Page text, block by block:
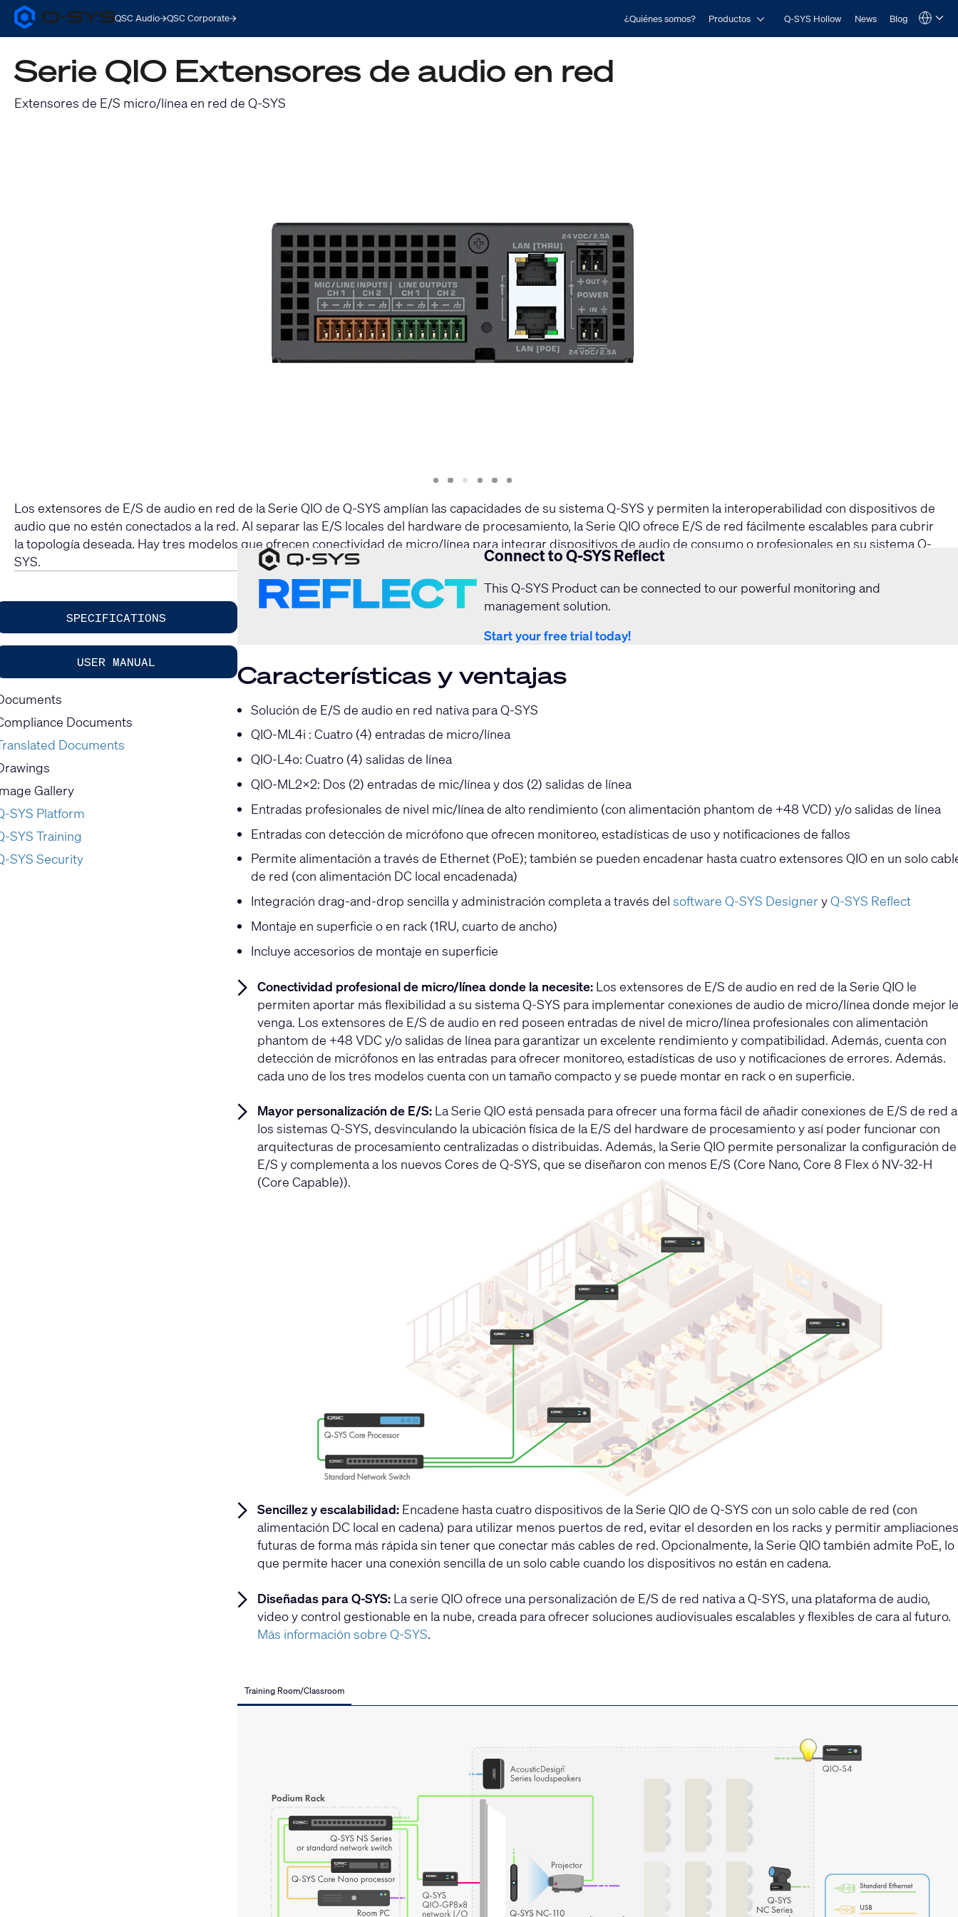
Q-
SYS
Products
Homepage
QSC Audio QSC Corporate ¿Quiénes somos? Productos Open ProductosQ-SYS Hollow News Blog
Serie QIO Extensores de audio en red
Extensores de E/S micro/línea en red de Q-SYS
Slide
1 Slide
2 Slide
3 Slide
4 Slide
5 Slide
6
Los extensores de E/S de audio en red de la Serie QIO de Q-SYS amplían las capacidades de su sistema Q-SYS y permiten la interoperabilidad con dispositivos de
audio que no estén conectados a la red. Al separar las E/S locales del hardware de procesamiento, la Serie QIO ofrece E/S de red fácilmente escalables para cubrir
la topología deseada. Hay tres modelos que ofrecen conectividad de micro/línea para integrar dispositivos de audio de consumo o profesionales en su sistema Q-
SYS.​​​
SPECIFICATIONS
USER MANUAL
Documents
Documents
Gallery
SYS Platform
SYS Training
SYS Security
Connect to Q-SYS Reflect
This Q-SYS Product can be connected to our powerful monitoring and
management solution.
Start your free trial today!
Características y ventajas
Solución de E/S de audio en red nativa para Q-SYS
QIO-ML4i : Cuatro (4) entradas de micro/línea
QIO-L4o: Cuatro (4) salidas de línea
QIO-ML2x2: Dos (2) entradas de mic/línea y dos (2) salidas de línea
Entradas profesionales de nivel mic/línea de alto rendimiento (con alimentación phantom de +48 VCD) y/o salidas de línea
Entradas con detección de micrófono que ofrecen monitoreo, estadísticas de uso y notificaciones de fallos
Permite alimentación a través de Ethernet (PoE); también se pueden encadenar hasta cuatro extensores QIO en un solo
de red (con alimentación DC local encadenada)
Integración drag-and-drop sencilla y administración completa a través del software Q-SYS Designer yQ-SYS Reflect
Montaje en superficie o en rack (1RU, cuarto de ancho)
Incluye accesorios de montaje en superficie
Conectividad profesional de micro/línea donde la necesite: Los extensores de E/S de audio en red de la Serie QIO le
permiten aportar más flexibilidad a su sistema Q-SYS para implementar conexiones de audio de micro/línea donde mejor le
venga. Los extensores de E/S de audio en red poseen entradas de nivel de micro/línea profesionales con alimentación
phantom de +48 VDC y/o salidas de línea para garantizar un excelente rendimiento y compatibilidad. Además, cuenta con
detección de micrófonos en las entradas para ofrecer monitoreo, estadísticas de uso y notificaciones de errores. Además.
cada uno de los tres modelos cuenta con un tamaño compacto y se puede montar en rack o en superficie.
Mayor personalización de E/S: La Serie QIO está pensada para ofrecer una forma fácil de añadir conexiones de E/S de red a
los sistemas Q-SYS, desvinculando la ubicación física de la E/S del hardware de procesamiento y así poder funcionar con
arquitecturas de procesamiento centralizadas o distribuidas. Además, la Serie QIO permite personalizar la configuración de
E/S y complementa a los nuevos Cores de Q-SYS, que se diseñaron con menos E/S (Core Nano, Core 8 Flex ó NV-32-H
(Core Capable)).
Sencillez y escalabilidad: Encadene hasta cuatro dispositivos de la Serie QIO de Q-SYS con un solo cable de red (con
alimentación DC local en cadena) para utilizar menos puertos de red, evitar el desorden en los racks y permitir ampliaciones
futuras de forma más rápida sin tener que conectar más cables de red. Opcionalmente, la Serie QIO también admite PoE, lo
que permite hacer una conexión sencilla de un solo cable cuando los dispositivos no están en cadena.
Diseñadas para Q-SYS: La serie QIO ofrece una personalización de E/S de red nativa a Q-SYS, una plataforma de audio,
video y control gestionable en la nube, creada para ofrecer soluciones audiovisuales escalables y flexibles de cara al futuro.
Más información sobre Q-SYS.
Training Room/Classroom